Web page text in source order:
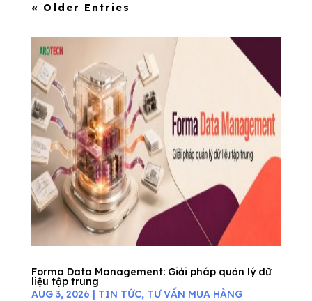
« Older Entries
Forma Data Management: Giải pháp quản lý dữ
liệu tập trung
AUG 3, 2026 | TIN TỨC, TƯ VẤN MUA HÀNG